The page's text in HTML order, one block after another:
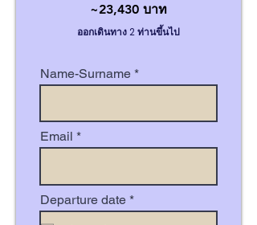
~23,430 บาท
ออกเดินทาง 2 ท่านขึ้นไป
Name-Surname
Email
Departure date *r
e